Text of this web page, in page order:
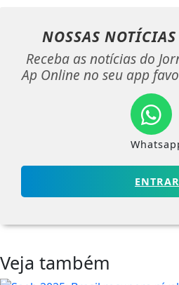
NOSSAS NOTÍCIAS
Receba as notícias do
Ap Online no seu app
ENTRAR
Veja também